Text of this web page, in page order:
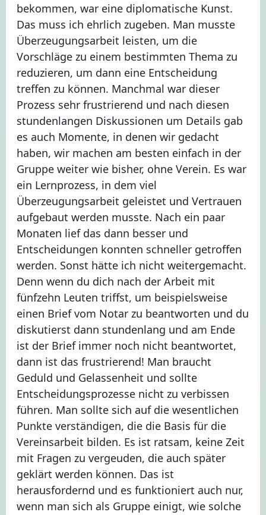
bekommen, war eine diplomatische Kunst.
Das muss ich ehrlich zugeben. Man musste
Überzeugungsarbeit leisten, um die
Vorschläge zu einem bestimmten Thema zu
reduzieren, um dann eine Entscheidung
treffen zu können. Manchmal war dieser
Prozess sehr frustrierend und nach diesen
stundenlangen Diskussionen um Details gab
es auch Momente, in denen wir gedacht
haben, wir machen am besten einfach in der
Gruppe weiter wie bisher, ohne Verein. Es war
ein Lernprozess, in dem viel
Überzeugungsarbeit geleistet und Vertrauen
aufgebaut werden musste. Nach ein paar
Monaten lief das dann besser und
Entscheidungen konnten schneller getroffen
werden. Sonst hätte ich nicht weitergemacht.
Denn wenn du dich nach der Arbeit mit
fünfzehn Leuten triffst, um beispielsweise
einen Brief vom Notar zu beantworten und du
diskutierst dann stundenlang und am Ende
ist der Brief immer noch nicht beantwortet,
dann ist das frustrierend! Man braucht
Geduld und Gelassenheit und sollte
Entscheidungsprozesse nicht zu verbissen
führen. Man sollte sich auf die wesentlichen
Punkte verständigen, die die Basis für die
Vereinsarbeit bilden. Es ist ratsam, keine Zeit
mit Fragen zu vergeuden, die auch später
geklärt werden können. Das ist
herausfordernd und es funktioniert auch nur,
wenn man sich als Gruppe einigt, wie solche